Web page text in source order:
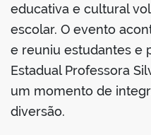
educativa e cultural
escolar. O evento
e reuniu estudantes e
Estadual Professora
um momento de
diversão.